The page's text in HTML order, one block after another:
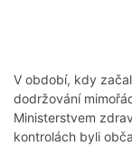
V období, kdy
dodržování
Ministerstvem
kontrolách byli